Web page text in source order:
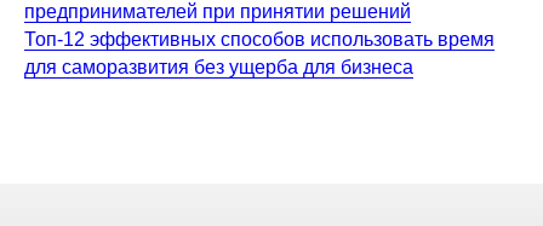
предпринимателей при принятии решений
Топ-12 эффективных способов использовать время
для саморазвития без ущерба для бизнеса